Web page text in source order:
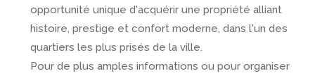
opportunité unique d'acquérir une propriété alliant
histoire, prestige et confort moderne, dans l'un des
quartiers les plus prisés de la ville.
Pour de plus amples informations ou pour organiser